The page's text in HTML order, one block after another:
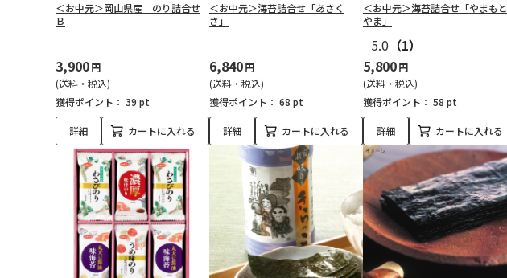
＜お中元＞岡山県産 のり詰合せ
Ｂ
3,900円
(送料・税込)
獲得ポイント： 39 pt
詳細 カートに入れる
＜お中元＞海苔詰合せ「あさく
さ」
6,840円
(送料・税込)
獲得ポイント： 68 pt
詳細 カートに入れる
＜お中元＞海苔詰合せ「やまもと
やま」
5.0 （1）
5,800円
(送料・税込)
獲得ポイント： 58 pt
詳細 カートに入れる